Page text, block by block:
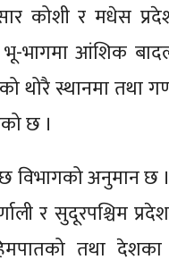
कोशी र मधेस
भू-भागमा आंशिक
थोरै स्थानमा तथा
छ ।
अनुमान छ
र सुदूरपश्चिम
तथा